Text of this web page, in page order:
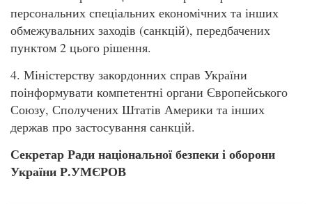
персональних спеціальних економічних та інших
обмежувальних заходів (санкцій), передбачених
пунктом 2 цього рішення.
4. Міністерству закордонних справ України
поінформувати компетентні органи Європейського
Союзу, Сполучених Штатів Америки та інших
держав про застосування санкцій.
Секретар Ради національноїбезпеки і оборони
України Р.УМЄРОВ